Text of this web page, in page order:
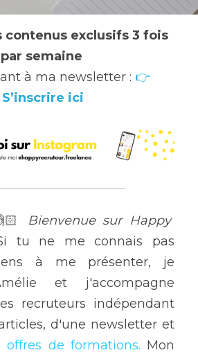
contenus exclusifs 3 fois
par semaine
à ma newsletter :
👉
S’inscrire ici
Bienvenue sur Happy
tu ne me connais pas
à me présenter, je
et j'accompagne
recruteurs indépendant
d'une newsletter et
offres de formations. Mon